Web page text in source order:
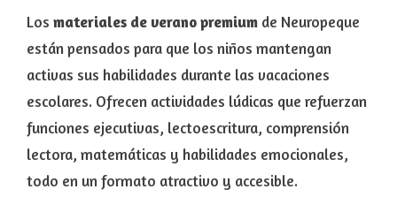
Los materiales de verano premium de Neuropeque
están pensados para que los niños mantengan
activas sus habilidades durante las vacaciones
escolares. Ofrecen actividades lúdicas que refuerzan
funciones ejecutivas, lectoescritura, comprensión
lectora, matemáticas y habilidades emocionales,
todo en un formato atractivo y accesible.